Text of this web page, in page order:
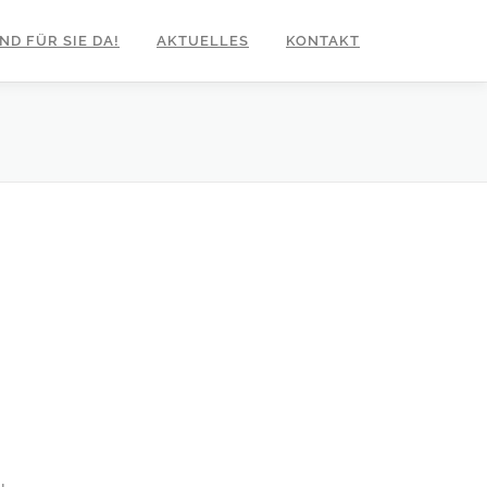
FÜR SIE DA! AKTUELLES KONTAKT